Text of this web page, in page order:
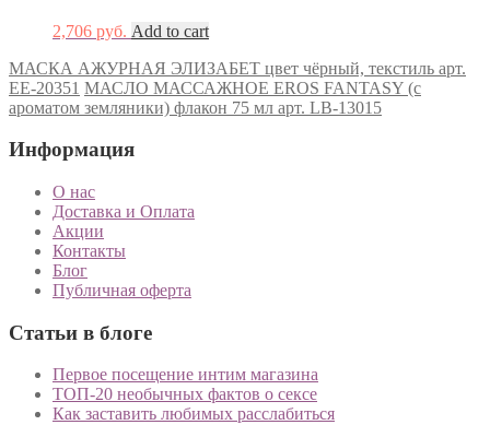
2,706 руб. Add to cart
МАСКА АЖУРНАЯ ЭЛИЗАБЕТ цвет чёрный, текстиль арт.
EE-20351 МАСЛО МАССАЖНОЕ EROS FANTASY (с
ароматом земляники) флакон 75 мл арт. LB-13015
Информация
О нас
Доставка и Оплата
Акции
Контакты
Блог
Публичная оферта
Статьи в блоге
Первое посещение интим магазина
ТОП-20 необычных фактов о сексе
Как заставить любимых расслабиться